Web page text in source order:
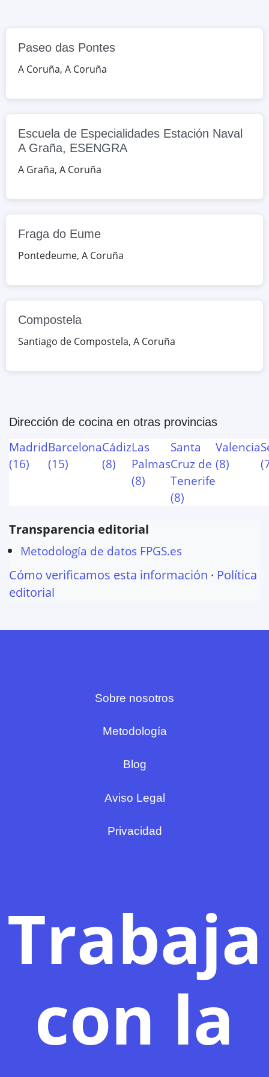
Google Maps
Fraga do Eume
A Coruña, España
Google Maps
OpenStreetMap
Compostela
99/Lamas de Abade s/n, Santiago de
Paseo das Pontes
A Coruña, A Coruña
Escuela de Especialidades Estación Naval
A Graña, ESENGRA
A Graña, A Coruña
Fraga do Eume
Pontedeume, A Coruña
Compostela
Santiago de Compostela, A Coruña
Dirección de cocina en otras provincias
Madrid
(16)
Barcelona
(15)
Cádiz
(8)
Las
Palmas
(8)
Santa
Cruz de
Tenerife
(8)
Valencia
(8)
(
Transparencia editorial
Metodología de datos FPGS.es
Cómo verificamos esta información · Política
editorial
Sobre nosotros
Metodología
Blog
Aviso Legal
Privacidad
Trabaja
con la